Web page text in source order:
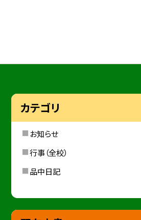
カテゴリ
お知らせ
行事（全校）
品中日記